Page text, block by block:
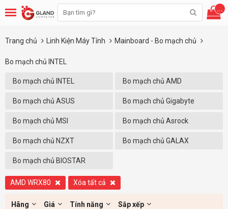
...
Trang chủ Linh Kiện Máy Tính Mainboard - Bo mạch chủ
Bo mạch chủ INTEL
Bo mạch chủ INTEL Bo mạch chủ AMD
Bo mạch chủ ASUS Bo mạch chủ Gigabyte
Bo mạch chủ MSI Bo mạch chủ Asrock
Bo mạch chủ NZXT Bo mạch chủ GALAX
Bo mạch chủ BIOSTAR
AMD WRX80 Xóa tất cả
Hãng Giá Tính năng Sắp xếp